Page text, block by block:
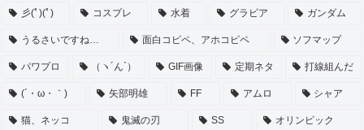
彡(ﾟ)(ﾟ) コスプレ 水着 グラビア ガンダム
うるさいですね… 面白コピペ、アホコピペ ソフマップ
パワプロ （ヽ´ん`） GIF画像 定期ネタ 打線組んだ
(´・ω・｀) 矢部明雄 FF アムロ シャア
猫、ネッコ 鬼滅の刃 SS オリンピック